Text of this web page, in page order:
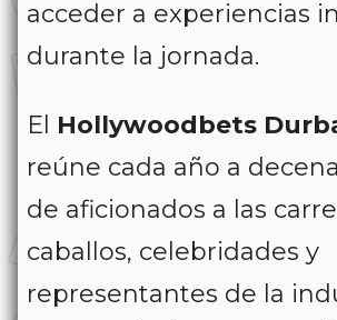
acceder a experiencias
durante la jornada.
El Hollywoodbets
reúne cada año a
de aficionados a las
caballos, celebridades y
representantes de la